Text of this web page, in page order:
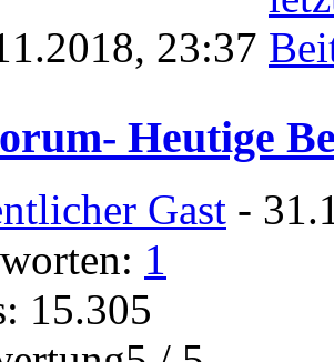
23:37
Heutige
Gast -
1
15.305